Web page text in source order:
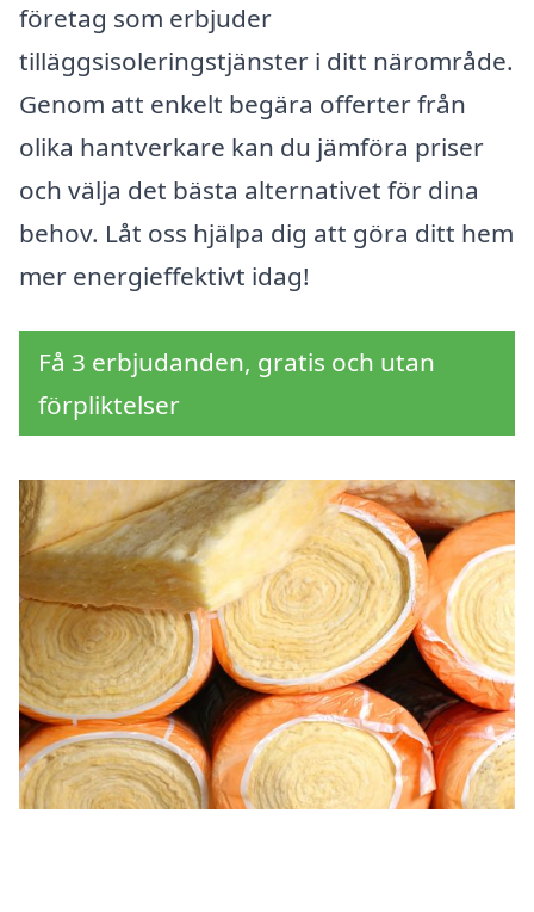
företag som erbjuder
tilläggsisoleringstjänster i ditt närområde.
Genom att enkelt begära offerter från
olika hantverkare kan du jämföra priser
och välja det bästa alternativet för dina
behov. Låt oss hjälpa dig att göra ditt hem
mer energieffektivt idag!
Få 3 erbjudanden, gratis och utan
förpliktelser